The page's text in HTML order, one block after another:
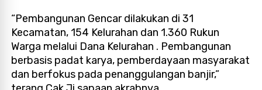
“Pembangunan Gencar dilakukan di 31
Kecamatan, 154 Kelurahan dan 1.360 Rukun
Warga melalui Dana Kelurahan . Pembangunan
berbasis padat karya, pemberdayaan masyarakat
dan berfokus pada penanggulangan banjir,”